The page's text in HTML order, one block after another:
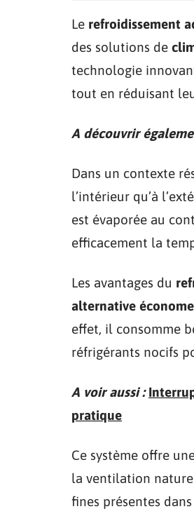
Le refroidissement
des solutions de
technologie
tout en réduisant
A découvrir
Dans un contexte
l’intérieur qu’à
est évaporée au
efficacement la
Les avantages du
alternative
effet, il consomme
réfrigérants nocifs
A voir aussi :
pratique
Ce système offre
la ventilation
fines présentes